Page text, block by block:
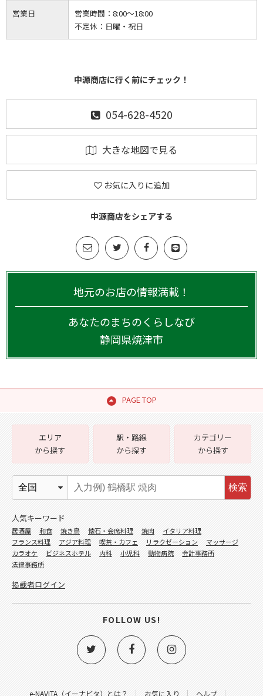
営業日 営業時間： 8:00～18:00
不定休： 日曜・祝日
中源商店に行く前にチェック！
054-628-4520
大きな地図で見る
お気に入りに追加
中源商店をシェアする
地元のお店の情報満載！
あなたのまちのくらしなび
静岡県焼津市
PAGE TOP
e-NAVITA（イーナビタ）とは？ お気に入り ヘルプ
エリア
から探す
駅・路線
から探す
カテゴリー
から探す
検索
人気キーワード
居酒屋 和食 焼き鳥 懐石・会席料理 焼肉
イタリア料理
フランス料理
アジア料理 喫茶・カフェ リラクゼーション
マッサージ
カラオケ
ビジネスホテル 内科 小児科 動物病院
会計事務所
法律事務所
掲載者ログイン
FOLLOW US!